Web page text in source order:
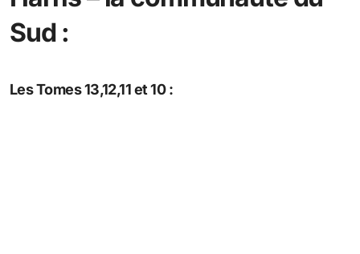
Sud :
Les Tomes 13,12,11 et 10 :